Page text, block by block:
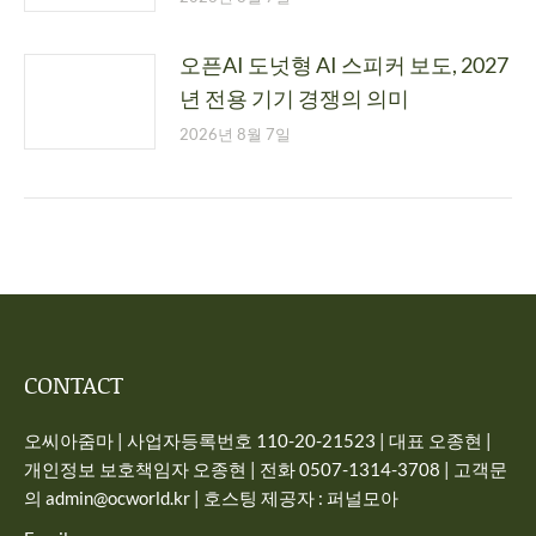
오픈AI 도넛형 AI 스피커 보도, 2027
년 전용 기기 경쟁의 의미
2026년 8월 7일
CONTACT
오씨아줌마 | 사업자등록번호 110-20-21523 | 대표 오종현 |
개인정보 보호책임자 오종현 | 전화 0507-1314-3708 | 고객문
의 admin@ocworld.kr | 호스팅 제공자 : 퍼널모아